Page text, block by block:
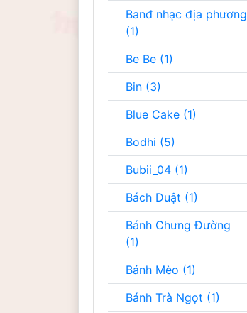
Banđ nhạc địa phương
(1)
Be Be (1)
Bin (3)
Blue Cake (1)
Bodhi (5)
Bubii_04 (1)
Bách Duật (1)
Bánh Chưng Đường
(1)
Bánh Mèo (1)
Bánh Trà Ngọt (1)